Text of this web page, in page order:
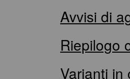
Avvisi di
Riepilogo
Varianti in